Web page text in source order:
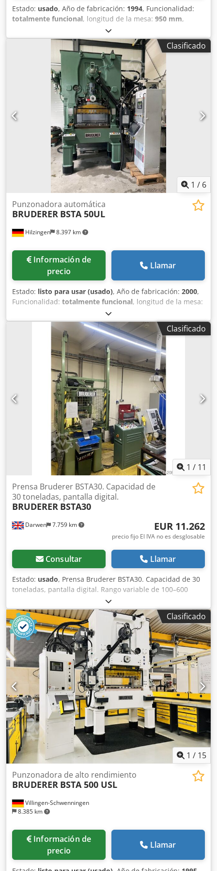
Estado: usado, Año de fabricación: 1994, Funcionalidad:
totalmente funcional, longitud de la mesa: 950 mm,
, fuerza de prensado:
carrera:51 mm, Bruderer BSTA 50EL, Dsdpfxezkk Aze
Aphskr - Mesa de 950 mm - La máquina se someterá a una
revisión mecánica parcial - BBV 202/120 ¡Póngase en
contacto con nosotros para obtener una oferta detallada!
Clasificado
1 / 6
Hilzingen 8.397 km
Punzonadora automática
BRUDERER BSTA 50UL
Información de
precio
Llamar
Estado: listo para usar (usado), Año de fabricación: 2000,
Funcionalidad: totalmente funcional, longitud de la mesa:
650 mm
50 t, carrera:51 mm, Bruderer BSTA 50UL, - Mesa de 950
mm - La máquina se somete a una revisión mecánica
parcial Dodpfx Apozkkxcshjkr - BBV 202/120 ¡Póngase en
contacto con nosotros para obtener una oferta detallada!
Clasificado
1 / 11
Darwen 7.759 km
Prensa Bruderer BSTA30. Capacidad de
30 toneladas, pantalla digital.
BRUDERER BSTA30
EUR 11.262
precio fijo El IVA no es desglosable
Consultar Llamar
Estado: usado, Prensa Bruderer BSTA30. Capacidad de 30
toneladas, pantalla digital. Rango variable de 100–600
rpm. Ajuste de carrera 8–40 mm. Ajuste del ariete 40 mm.
Motor principal de 5,5 kW. Ancho máximo de material 120
mm. Espesor máximo de material 3 mm. Dkodpsx Sr Nbsfx
Aphor
Clasificado
1 / 15
Villingen-Schwenningen
8.385 km
Punzonadora de alto rendimiento
BRUDERER BSTA 500 USL
Información de
precio
Llamar